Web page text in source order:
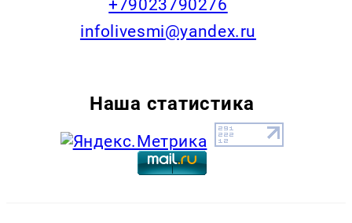
+79023790276
infolivesmi@yandex.ru
Наша статистика